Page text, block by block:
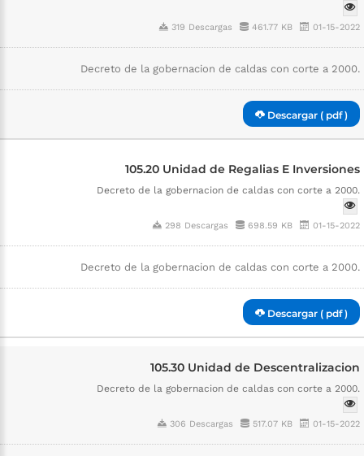
319 Descargas 461.77 KB 01-15-2022
Decreto de la gobernacion de caldas con corte a 2000.
Descargar ( pdf )
105.20 Unidad de Regalias E Inversiones
Decreto de la gobernacion de caldas con corte a 2000.
298 Descargas 698.59 KB 01-15-2022
Decreto de la gobernacion de caldas con corte a 2000.
Descargar ( pdf )
105.30 Unidad de Descentralizacion
Decreto de la gobernacion de caldas con corte a 2000.
306 Descargas 517.07 KB 01-15-2022